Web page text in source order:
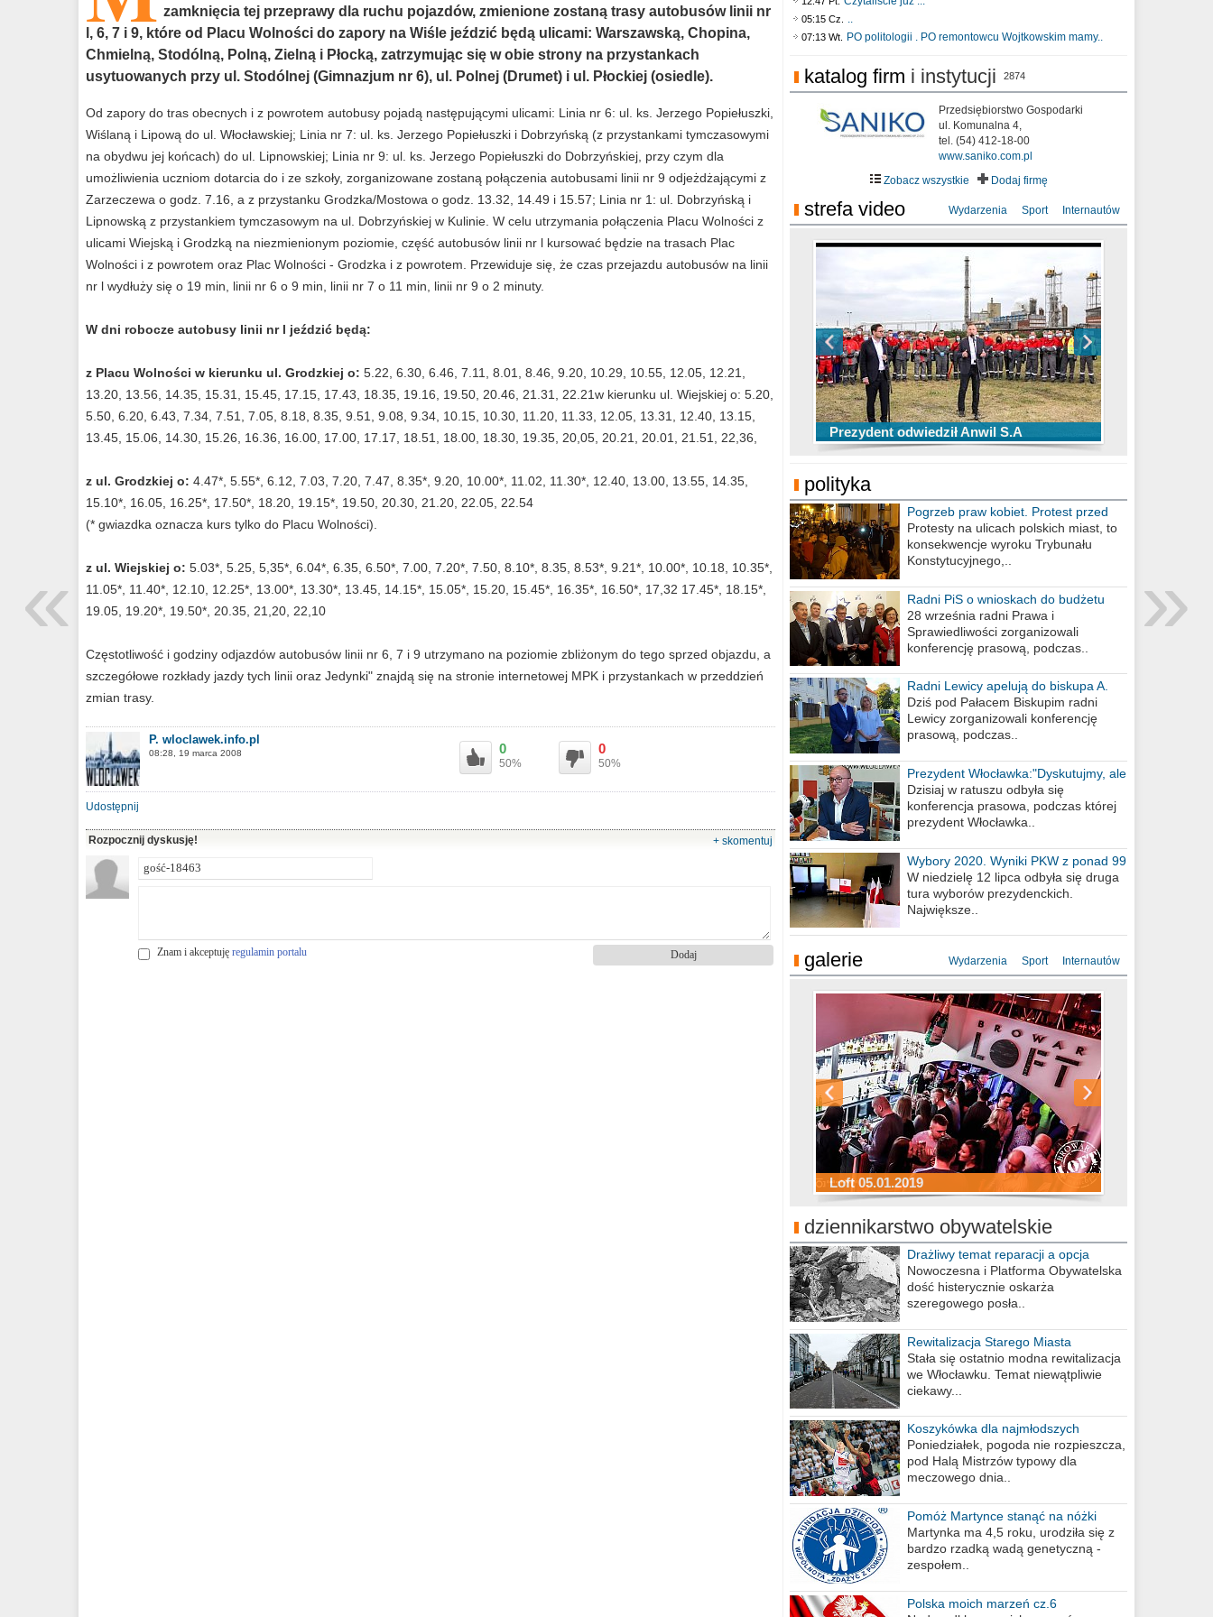
zamknięcia tej przeprawy dla ruchu pojazdów, zmienione zostaną trasy autobusów linii nr
l, 6, 7 i 9, które od Placu Wolności do zapory na Wiśle jeździć będą ulicami: Warszawską, Chopina,
Chmielną, Stodólną, Polną, Zielną i Płocką, zatrzymując się w obie strony na przystankach
usytuowanych przy ul. Stodólnej (Gimnazjum nr 6), ul. Polnej (Drumet) i ul. Płockiej (osiedle).
Od zapory do tras obecnych i z powrotem autobusy pojadą następującymi ulicami: Linia nr 6: ul. ks. Jerzego Popiełuszki,
Wiślaną i Lipową do ul. Włocławskiej; Linia nr 7: ul. ks. Jerzego Popiełuszki i Dobrzyńską (z przystankami tymczasowymi
na obydwu jej końcach) do ul. Lipnowskiej; Linia nr 9: ul. ks. Jerzego Popiełuszki do Dobrzyńskiej, przy czym dla
umożliwienia uczniom dotarcia do i ze szkoły, zorganizowane zostaną połączenia autobusami linii nr 9 odjeżdżającymi z
Zarzeczewa o godz. 7.16, a z przystanku Grodzka/Mostowa o godz. 13.32, 14.49 i 15.57; Linia nr 1: ul. Dobrzyńską i
Lipnowską z przystankiem tymczasowym na ul. Dobrzyńskiej w Kulinie. W celu utrzymania połączenia Placu Wolności z
ulicami Wiejską i Grodzką na niezmienionym poziomie, część autobusów linii nr l kursować będzie na trasach Plac
Wolności i z powrotem oraz Plac Wolności - Grodzka i z powrotem. Przewiduje się, że czas przejazdu autobusów na linii
nr l wydłuży się o 19 min, linii nr 6 o 9 min, linii nr 7 o 11 min, linii nr 9 o 2 minuty.
W dni robocze autobusy linii nr l jeździć będą:
z Placu Wolności w kierunku ul. Grodzkiej o: 5.22, 6.30, 6.46, 7.11, 8.01, 8.46, 9.20, 10.29, 10.55, 12.05, 12.21,
13.20, 13.56, 14.35, 15.31, 15.45, 17.15, 17.43, 18.35, 19.16, 19.50, 20.46, 21.31, 22.21w kierunku ul. Wiejskiej o: 5.20,
5.50, 6.20, 6.43, 7.34, 7.51, 7.05, 8.18, 8.35, 9.51, 9.08, 9.34, 10.15, 10.30, 11.20, 11.33, 12.05, 13.31, 12.40, 13.15,
13.45, 15.06, 14.30, 15.26, 16.36, 16.00, 17.00, 17.17, 18.51, 18.00, 18.30, 19.35, 20,05, 20.21, 20.01, 21.51, 22,36,
z ul. Grodzkiej o: 4.47*, 5.55*, 6.12, 7.03, 7.20, 7.47, 8.35*, 9.20, 10.00*, 11.02, 11.30*, 12.40, 13.00, 13.55, 14.35,
15.10*, 16.05, 16.25*, 17.50*, 18.20, 19.15*, 19.50, 20.30, 21.20, 22.05, 22.54
(* gwiazdka oznacza kurs tylko do Placu Wolności).
z ul. Wiejskiej o: 5.03*, 5.25, 5,35*, 6.04*, 6.35, 6.50*, 7.00, 7.20*, 7.50, 8.10*, 8.35, 8.53*, 9.21*, 10.00*, 10.18, 10.35*,
11.05*, 11.40*, 12.10, 12.25*, 13.00*, 13.30*, 13.45, 14.15*, 15.05*, 15.20, 15.45*, 16.35*, 16.50*, 17,32 17.45*, 18.15*,
19.05, 19.20*, 19.50*, 20.35, 21,20, 22,10
Częstotliwość i godziny odjazdów autobusów linii nr 6, 7 i 9 utrzymano na poziomie zbliżonym do tego sprzed objazdu, a
szczegółowe rozkłady jazdy tych linii oraz Jedynki" znajdą się na stronie internetowej MPK i przystankach w przeddzień
zmian trasy.
P. wloclawek.info.pl
08:28, 19 marca 2008 0
50%
0
50%
Udostępnij
Rozpocznij dyskusję! + skomentuj
Znam i akceptuję regulamin portalu
05:15 Cz. ..
07:13 Wt. PO politologii . PO remontowcu Wojtkowskim mamy..
katalog firm i instytucji 2874
Przedsiębiorstwo Gospodarki
ul. Komunalna 4,
tel. (54) 412-18-00
www.saniko.com.pl
Zobacz wszystkie
Dodaj firmę
strefa video Wydarzenia Sport Internautów
Prezydent odwiedził Anwil S.A
TOP 10 przechwytów Anwilu Włocławek
w EBL w sezonie 2019/2020
TOP 5 rzutów Anwilu Włocławek w BCL
w sezonie 2019/2020
Ni To Ponk - W oczach mamy strach
sixf33t .Last Year DRONE FOOTAGE
Włocławek
XXIII Sesja Rady Miasta Włocławek VIII
kadencji w dniu 09.06.2020 r.
polityka
Pogrzeb praw kobiet. Protest przed
biurem poselskim PiS
Protesty na ulicach polskich miast, to
konsekwencje wyroku Trybunału
Konstytucyjnego,..
Radni PiS o wnioskach do budżetu
miasta na 2021 rok
28 września radni Prawa i
Sprawiedliwości zorganizowali
konferencję prasową, podczas..
Radni Lewicy apelują do biskupa A.
Wiesława Meringa
Dziś pod Pałacem Biskupim radni
Lewicy zorganizowali konferencję
prasową, podczas..
Prezydent Włocławka:"Dyskutujmy, ale
nie obrażajmy się”
Dzisiaj w ratuszu odbyła się
konferencja prasowa, podczas której
prezydent Włocławka..
Wybory 2020. Wyniki PKW z ponad 99
procent obwodów
W niedzielę 12 lipca odbyła się druga
tura wyborów prezydenckich.
Największe..
galerie Wydarzenia Sport Internautów
Loft 05.01.2019
Sylwester Podgrodzie 31.12.2018
Sylwester Pensjonat Michelin 31.12.2018
Sylwester Hotel Młyn 31.12.2018
Sylwester Miejski 31.12.2018
Sylwester Loft 31.12.2018
dziennikarstwo obywatelskie
Drażliwy temat reparacji a opcja
berlińska
Nowoczesna i Platforma Obywatelska
dość histerycznie oskarża
szeregowego posła..
Rewitalizacja Starego Miasta
Stała się ostatnio modna rewitalizacja
we Włocławku. Temat niewątpliwie
ciekawy...
Koszykówka dla najmłodszych
Poniedziałek, pogoda nie rozpieszcza,
pod Halą Mistrzów typowy dla
meczowego dnia..
Pomóż Martynce stanąć na nóżki
Martynka ma 4,5 roku, urodziła się z
bardzo rzadką wadą genetyczną -
zespołem..
Polska moich marzeń cz.6
»
«